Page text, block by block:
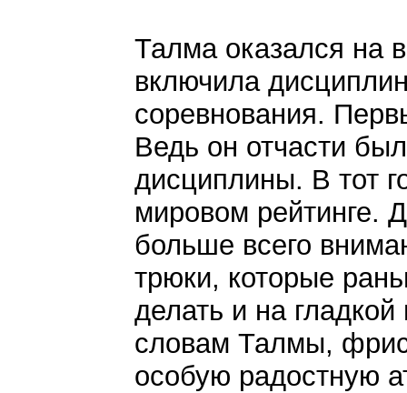
Талма оказался на
включила
соревнования.
Ведь он отчасти
дисциплины. В тот
мировом рейтинге.
больше всего
трюки, которые
делать и на
словам Талмы,
особую радостную